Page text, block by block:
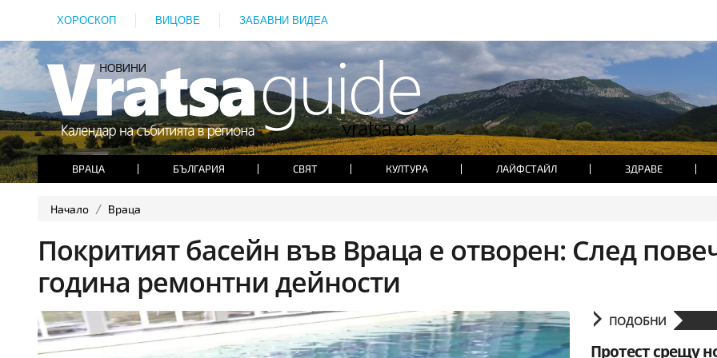
ХОРОСКОП ВИЦОВЕ ЗАБАВНИ ВИДЕА
ВРАЦА БЪЛГАРИЯ СВЯТ КУЛТУРА ЛАЙФСТАЙЛ ЗДРАВЕ
Начало Враца
Покритият басейн във Враца е отворен: След
година ремонтни дейности
ПОДОБНИ
Протест срещу